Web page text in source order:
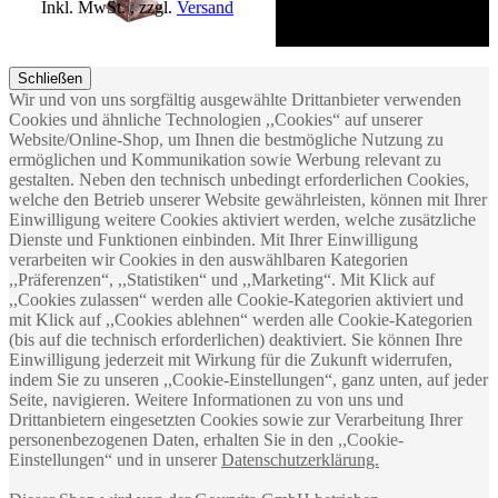
Kaffee VANILLEKIPFERL
aromatisiert von Coffee-Nation
16,90 €
33,80 € / 1kg
Inkl. MwSt.,zzgl.Versand
WINTER TEE Aromadose mit
5 Sorten EILLES Tea
Diamonds für die festliche
Saison
Sonderangebot 26,99 € Normal­
preis 28,99 €
Inkl. MwSt.,zzgl.Versand
Inkl. MwSt.,zzgl. Versand
Schließen
Wir und von uns sorgfältig ausgewählte Drittanbieter verwenden
Cookies und ähnliche Technologien ,,Cookies“ auf unserer
Website/Online-Shop, um Ihnen die bestmögliche Nutzung zu
ermöglichen und Kommunikation sowie Werbung relevant zu
gestalten. Neben den technisch unbedingt erforderlichen Cookies,
welche den Betrieb unserer Website gewährleisten, können mit Ihrer
Einwilligung weitere Cookies aktiviert werden, welche zusätzliche
Dienste und Funktionen einbinden. Mit Ihrer Einwilligung
verarbeiten wir Cookies in den auswählbaren Kategorien
,,Präferenzen“, ,,Statistiken“ und ,,Marketing“. Mit Klick auf
,,Cookies zulassen“ werden alle Cookie-Kategorien aktiviert und
mit Klick auf ,,Cookies ablehnen“ werden alle Cookie-Kategorien
(bis auf die technisch erforderlichen) deaktiviert. Sie können Ihre
Einwilligung jederzeit mit Wirkung für die Zukunft widerrufen,
indem Sie zu unseren ,,Cookie-Einstellungen“, ganz unten, auf jeder
Seite, navigieren. Weitere Informationen zu von uns und
Drittanbietern eingesetzten Cookies sowie zur Verarbeitung Ihrer
personenbezogenen Daten, erhalten Sie in den ,,Cookie-
Einstellungen“ und in unsererDatenschutzerklärung.